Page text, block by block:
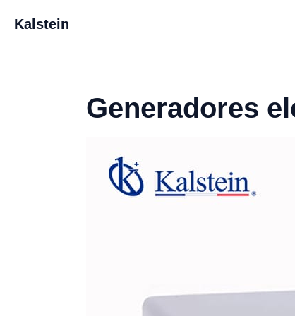
Kalstein
Generadores